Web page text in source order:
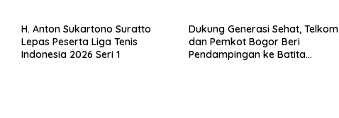
H. Anton Sukartono Suratto
Lepas Peserta Liga Tenis
Indonesia 2026 Seri 1
Dukung Generasi Sehat, Telkom
dan Pemkot Bogor Beri
Pendampingan ke Batita